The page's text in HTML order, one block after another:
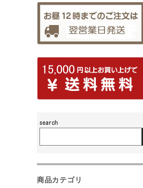
商品カテゴリ